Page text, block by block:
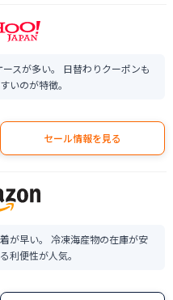
スが多い。 日替わりクーポンも
いのが特徴。
セール情報を見る
が早い。 冷凍海産物の在庫が安
利便性が人気。